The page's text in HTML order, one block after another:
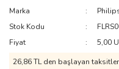
Marka
Stok Kodu
Fiyat
5,00
26,86 TL den başlayan